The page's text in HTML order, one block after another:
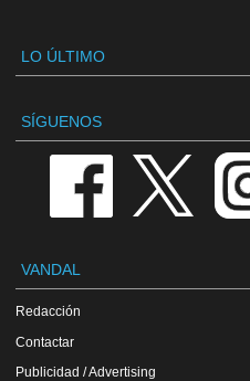
LO ÚLTIMO
SÍGUENOS
VANDAL
Redacción
Contactar
Publicidad / Advertising